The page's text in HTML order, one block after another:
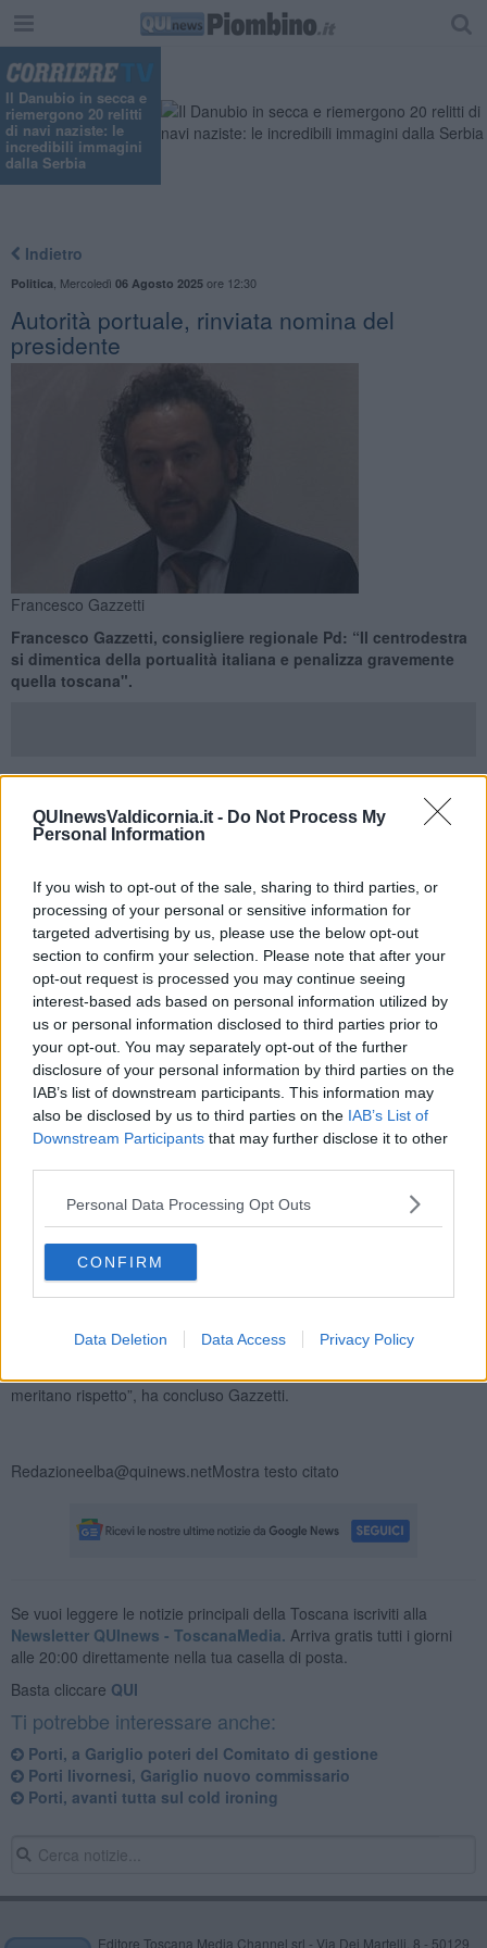
QUInewsValdicornia.it - Do Not Process My
Personal Information
If you wish to opt-out of the sale, sharing to third parties, or
processing of your personal or sensitive information for
targeted advertising by us, please use the below opt-out
section to confirm your selection. Please note that after your
opt-out request is processed you may continue seeing
interest-based ads based on personal information utilized by
us or personal information disclosed to third parties prior to
your opt-out. You may separately opt-out of the further
disclosure of your personal information by third parties on the
IAB’s list of downstream participants. This information may
also be disclosed by us to third parties on the IAB’s List of
Downstream Participants that may further disclose it to other
Personal Data Processing Opt Outs
CONFIRM
Data Deletion Data Access Privacy Policy
Il Danubio in secca e
riemergono 20 relitti
di navi naziste: le
incredibili immagini
dalla Serbia
Indietro
Politica Mercoledì 06 Agosto 2025ore 12:30
Autorità portuale, rinviata nomina del
presidente
Francesco Gazzetti
Francesco Gazzetti, consigliere regionale Pd: “Il centrodestra
si dimentica della portualità italiana e penalizza gravemente
quella toscana".
ROMA —“Il centrodestra si dimentica della portualità italiana e
penalizza, gravemente, quella toscana. In Senato è saltata, infatti,
dei presidenti delle Autorità Portuali, tra cui quella di Livorno e
Piombino".
Lo ha dichiarato in una notaFrancesco Gazzetti,responsabile
infrastrutture Pd Toscana e consigliere regionale.
"Un comportamento politicamente inaccettabile e sconcertante, -
ha commentato Gazzetti - che lascia nel limbo un settore
strategico. Ancora più grave è il fatto che per avere il parere della
Commissione del Senatosi dovrà attendere addirittura
settembre. È questa l'attenzione che il centrodestra riserva alla
portualità? È questa la cura con la quale il governo Meloni segue il
"Dopo il parere espresso dalla Commissione alla Camera ci si
attendeva che il Senato si pronunciasse in tempi rapidi ed invece
non è stato così, i presidenti in pectore come Davide Gariglio
restano nel limbo. Il centrodestra ha, evidentemente, altre priorità e
adesso devono far sentire la loro voce anche i parlamentari e gli
esponenti regionali e locali delle forze che sostengono il governo
meritano rispetto”, ha concluso Gazzetti.
Redazioneelba@quinews.netMostra testo citato
Se vuoi leggere le notizie principali della Toscana iscriviti alla
Newsletter QUInews - ToscanaMedia. Arriva gratis tutti i giorni
alle 20:00 direttamente nella tua casella di posta.
Basta cliccare QUI
Ti potrebbe interessare anche:
Porti, a Gariglio poteri del Comitato di gestione
Porti livornesi, Gariglio nuovo commissario
Porti, avanti tutta sul cold ironing
Editore Toscana Media Channel srl - Via Dei Martelli, 8 - 50129